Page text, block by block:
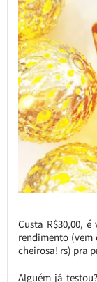
Custa R$30,00,
rendimento (vem
cheirosa! rs) pra
Alguém já